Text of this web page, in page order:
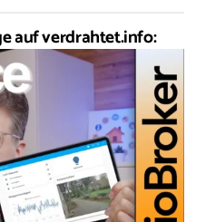
auf verdrahtet.info: